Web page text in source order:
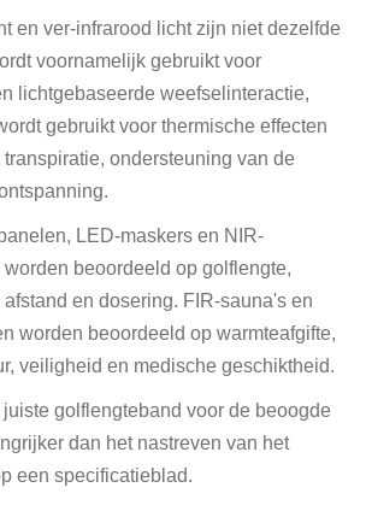
en ver-infrarood licht zijn niet dezelfde
voornamelijk gebruikt voor
lichtgebaseerde weefselinteractie,
gebruikt voor thermische effecten
ondersteuning van de
LED-maskers en NIR-
beoordeeld op golflengte,
en dosering. FIR-sauna's en
worden beoordeeld op warmteafgifte,
veiligheid en medische geschiktheid.
golflengteband voor de beoogde
dan het nastreven van het
een specificatieblad.